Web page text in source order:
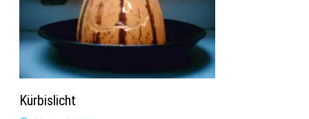
Kürbislicht